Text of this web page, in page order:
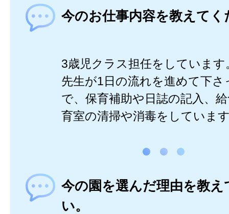
今のお仕事内容を教えてく
3歳児クラス担任をしていま
先生が1日の流れを進めて下
で、保育補助や日誌の記入、
育室の清掃や消毒をしていま
今の園を選んだ理由を教え
い。